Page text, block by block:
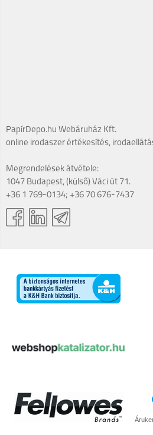
PapírDepo.hu Webáruház Kft.
online irodaszer értékesítés,
Megrendelések átvétele:
1047 Budapest, (külső) Váci út 71.
+36 1 769-0134; +36 70 676-7437